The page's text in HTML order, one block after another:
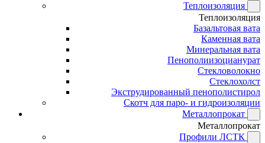
Теплоизоляция
Теплоизоляция
Базальтовая вата
Каменная вата
Минеральная вата
Пенополиизоцианурат
Стекловолокно
Стеклохолст
Экструдированный пенополистирол
Скотч для паро- и гидроизоляции
Металлопрокат
Металлопрокат
Профили ЛСТК